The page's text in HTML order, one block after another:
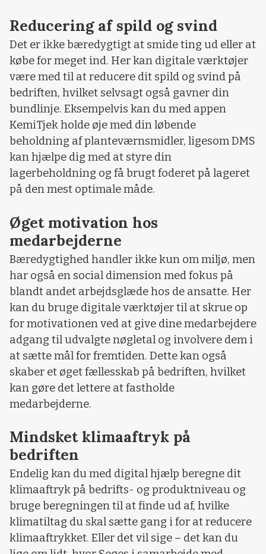
Reducering af spild og svind
Det er ikke bæredygtigt at smide ting ud eller at
købe for meget ind. Her kan digitale værktøjer
være med til at reducere dit spild og svind på
bedriften, hvilket selvsagt også gavner din
bundlinje. Eksempelvis kan du med appen
KemiTjek holde øje med din løbende
beholdning af planteværnsmidler, ligesom DMS
kan hjælpe dig med at styre din
lagerbeholdning og få brugt foderet på lageret
på den mest optimale måde.
Øget motivation hos
medarbejderne
Bæredygtighed handler ikke kun om miljø, men
har også en social dimension med fokus på
blandt andet arbejdsglæde hos de ansatte. Her
kan du bruge digitale værktøjer til at skrue op
for motivationen ved at give dine medarbejdere
adgang til udvalgte nøgletal og involvere dem i
at sætte mål for fremtiden. Dette kan også
skaber et øget fællesskab på bedriften, hvilket
kan gøre det lettere at fastholde
medarbejderne.
Mindsket klimaaftryk på
bedriften
Endelig kan du med digital hjælp beregne dit
klimaaftryk på bedrifts- og produktniveau og
bruge beregningen til at finde ud af, hvilke
klimatiltag du skal sætte gang i for at reducere
klimaaftrykket. Eller det vil sige – det kan du